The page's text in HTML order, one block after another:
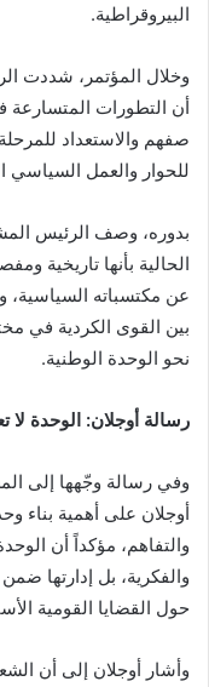
البيروقراطية.
وخلال المؤتمر، شددت
أن التطورات
صفهم والاستعداد
للحوار والعمل السياسي
بدوره، وصف الرئيس
الحالية بأنها تاريخية
عن مكتسباته السياسية،
بين القوى الكردية في
نحو الوحدة الوطنية.
رسالة أوجلان: الوحدة لا
وفي رسالة وجّهها إلى
أوجلان على أهمية بناء
والتفاهم، مؤكداً أن
والفكرية، بل إدارتها
حول القضايا القومية
وأشار أوجلان إلى أن